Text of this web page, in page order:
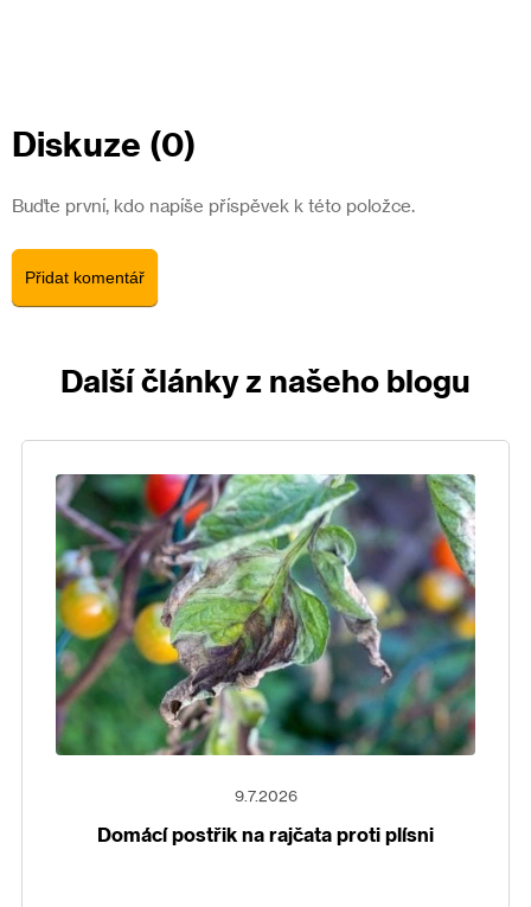
Diskuze (0)
Buďte první, kdo napíše příspěvek k této položce.
Přidat komentář
Další články z našeho blogu
Domácí postřik na rajčata proti plísni
9.7.2026